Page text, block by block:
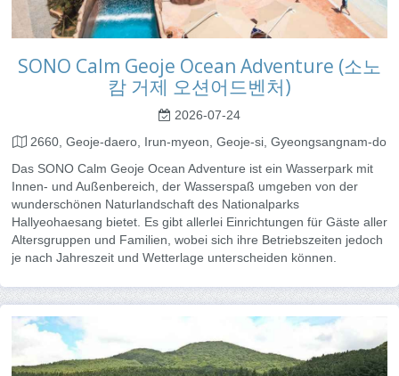
SONO Calm Geoje Ocean Adventure (소노
캄 거제 오션어드벤처)
2026-07-24
2660, Geoje-daero, Irun-myeon, Geoje-si, Gyeongsangnam-do
Das SONO Calm Geoje Ocean Adventure ist ein Wasserpark mit
Innen- und Außenbereich, der Wasserspaß umgeben von der
wunderschönen Naturlandschaft des Nationalparks
Hallyeohaesang bietet. Es gibt allerlei Einrichtungen für Gäste aller
Altersgruppen und Familien, wobei sich ihre Betriebszeiten jedoch
je nach Jahreszeit und Wetterlage unterscheiden können.